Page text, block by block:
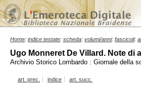
Home: indice testate: scheda: volumi/anni: fascicoli:
Ugo Monneret De Villard. Note
Archivio Storico Lombardo : Giornale della
art. prec. indice art. succ.